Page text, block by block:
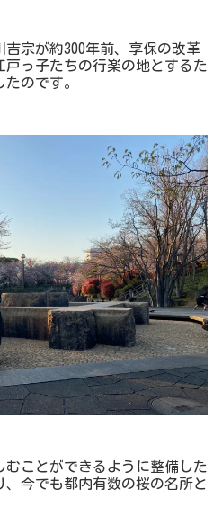
宗が約300年前、享保の改革
っ子たちの行楽の地とするた
のです。
ことができるように整備した
、今でも都内有数の桜の名所と